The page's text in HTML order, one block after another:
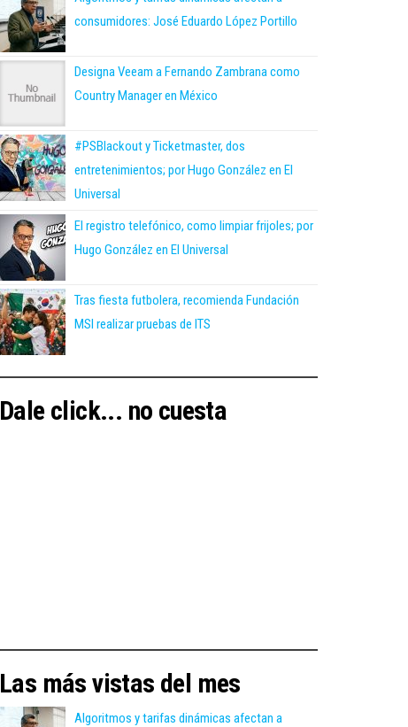
consumidores: José Eduardo López Portillo
Designa Veeam a Fernando Zambrana como
Country Manager en México
#PSBlackout y Ticketmaster, dos
entretenimientos; por Hugo González en El
Universal
El registro telefónico, como limpiar frijoles; por
Hugo González en El Universal
Tras fiesta futbolera, recomienda Fundación
MSI realizar pruebas de ITS
Dale click... no cuesta
Las más vistas del mes
Algoritmos y tarifas dinámicas afectan a